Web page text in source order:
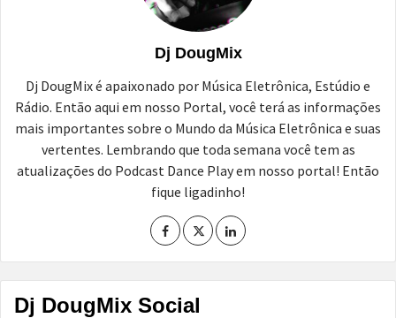
Dj DougMix
Dj DougMix é apaixonado por Música Eletrônica, Estúdio e
Rádio. Então aqui em nosso Portal, você terá as informações
mais importantes sobre o Mundo da Música Eletrônica e suas
vertentes. Lembrando que toda semana você tem as
atualizações do Podcast Dance Play em nosso portal! Então
fique ligadinho!
Dj DougMix Social